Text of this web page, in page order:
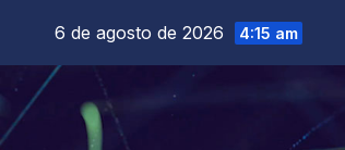
contenido
6 de agosto de 2026 4:15 am